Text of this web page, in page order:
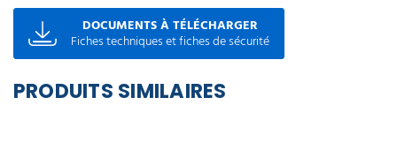
DOCUMENTS À TÉLÉCHARGER
Fiches techniques et fiches de sécurité
PRODUITS SIMILAIRES